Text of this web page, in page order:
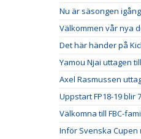
Nu är säsongen
Välkommen vår nya
Det här händer på
Yamou Njai uttagen
Axel Rasmussen
Uppstart FP18-19 blir
Välkomna till FBC-
Inför Svenska Cupen